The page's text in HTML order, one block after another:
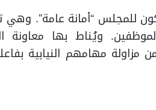
بأن يكون للمجلس “أمانة
ويُناط بها
مزاولة مهامهم النيابية